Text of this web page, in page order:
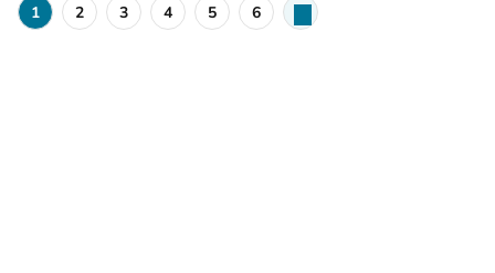
1 2 3 4 5 6